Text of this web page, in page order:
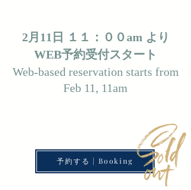
2月11日 １１：００am より
WEB予約受付スタート
Web-based reservation starts from
Feb 11, 11am
予約する | Booking